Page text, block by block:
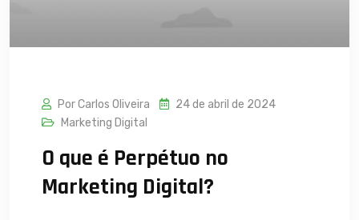
Por Carlos Oliveira
24 de abril de 2024
Marketing Digital
O que é Perpétuo no
Marketing Digital?